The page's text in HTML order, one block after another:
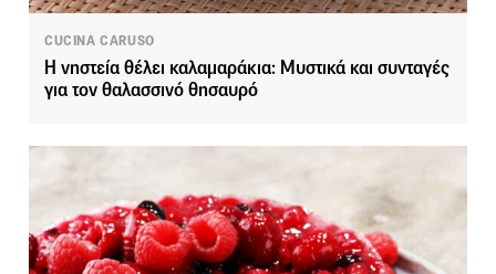
CUCINA CARUSO
Η νηστεία θέλει καλαμαράκια: Μυστικά και συνταγές
για τον θαλασσινό θησαυρό